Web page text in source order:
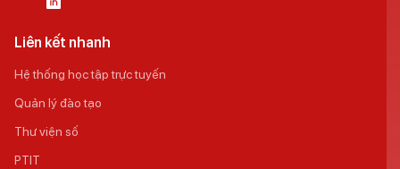
Liên kết nhanh
Hệ thống học tập trực tuyến
Quản lý đào tạo
Thư viện số
PTIT